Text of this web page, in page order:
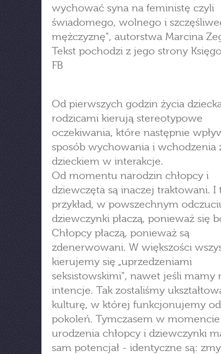
wychować syna na feministę czyli
świadomego, wolnego i
mężczyznę", autorstwa Marcina
Tekst pochodzi z jego strony
FB
Od pierwszych godzin życia
rodzicami kierują stereotypowe
oczekiwania, które następnie
sposób wychowania i wchodzenia
dzieckiem w interakcje.
Od momentu narodzin chłopcy i
dziewczęta są inaczej traktowani. I
przykład, w powszechnym
dziewczynki płaczą, ponieważ się
Chłopcy płaczą, ponieważ są
zdenerwowani. W większości
kierujemy się „uprzedzeniami
seksistowskimi", nawet jeśli mamy
intencje. Tak zostaliśmy
kulturę, w której funkcjonujemy od
pokoleń. Tymczasem w momencie
urodzenia chłopcy i dziewczynki
sam potencjał - identyczne są: